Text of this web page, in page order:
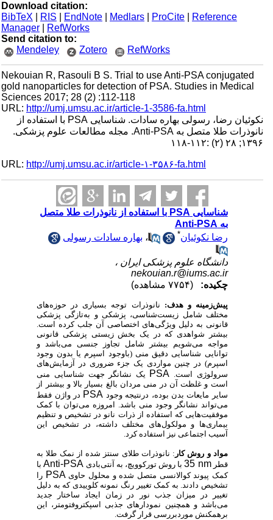
Download citation:
BibTeX
| RIS |EndNote |Medlars |ProCite |Reference
Manager
|RefWorks
Send citation to:
Mendeley
Zotero RefWorks
Nekouian R, Rasouli B S. Trial to use Anti-PSA conjugated
gold nanoparticles for detection of PSA. Studies in Medical
Sciences 2017; 28 (2) :112-118
URL:http://umj.umsu.ac.ir/article-1-3586-fa.html
نکوئیان رضا، رسولی بهاره سادات. شناسایی PSA با استفاده از
نانوذرات طلا متصل به Anti-PSA. مجله مطالعات علوم پزشکی.
۱۳۹۶; ۲۸ (۲) :۱۱۲-۱۱۸
URL:http://umj.umsu.ac.ir/article-۱-۳۵۸۶-fa.html
شناسایی PSA با استفاده از نانوذرات طلا متصل
به Anti-PSA
رضا نکوئیان
،بهاره سادات رسولی
دانشگاه علوم پزشکی ایران ،
nekouian.r@iums.ac.ir
چکیده:
پیش‌زمینه و هدف:نانوذرات توجه بسیاری در حوزه‌های
مختلف شامل زیست‌شناسی، پزشکی و به‌تازگی پزشکی
قانونی به دلیل ویژگی‌های اختصاصی آن جلب کرده است.
بیشتر شواهدی که در یک بخش زیستی پزشکی قانونی
مواجه می‌شویم بیشتر شامل تجاوز جنسی می‌باشد و
توانایی شناسایی دقیق منی (باوجود اسپرم یا بدون وجود
اسپرم) در چنین مواردی یک جزء ضروری در آزمایش‌های
سرولوژی است.PSAیک نشانگر جهت شناسایی منی
است و غلظت آن در منی مردان بالغ بسیار بالا و بیشتر از
سایر مایعات بدن بوده، درنتیجه وجودPSAدر واژن فقط
می‌تواند نشانگر وجود منی باشد. امروزه می‌توان با کمک
موفقیت‌هایی که استفاده از ذرات نانو در تشخیص و تنظیم
بیماری‌ها و مولکول‌های مختلف داشته، در تشخیص این
آسیب اجتماعی نیز استفاده کرد.
مواد و روش‌ کار: نانوذرات طلای سنتز شده از نمک طلا به
قطر35 nmبا روش تورکوویچ، به آنتی‌بادیAnti-PSAبا
کمک پیوند کوالانسی متصل شده و محلول حاویPSAرا
تشخیص دادند. به کمک تغییر رنگ نمونه کلوییدی که به دلیل
تغییر در میزان جذب نور در زمان ایجاد ساختار جدید
می‌باشد و همچنین نمودارهای جذبی اسپکتروفتومتر، این
برهمکنش موردبررسی قرار گرفت.